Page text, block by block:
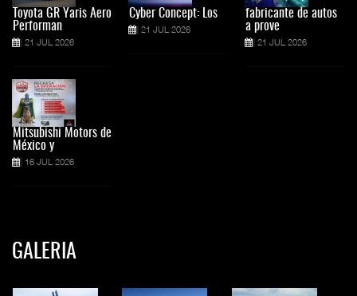
Toyota GR Yaris Aero
Performan
21 JUL 2026
Mitsubishi Motors de
México y
16 JUL 2026
Cyber Concept: Los
21 JUL 2026
fabricante de autos
a prove
21 JUL 2026
GALERIA